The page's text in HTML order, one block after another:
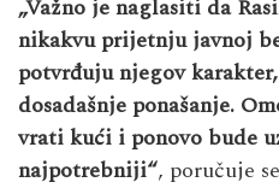
„Važno je naglasiti da
nikakvu prijetnju javnoj
potvrđuju njegov
dosadašnje ponašanje.
vrati kući i ponovo bude
najpotrebniji“, poručuje